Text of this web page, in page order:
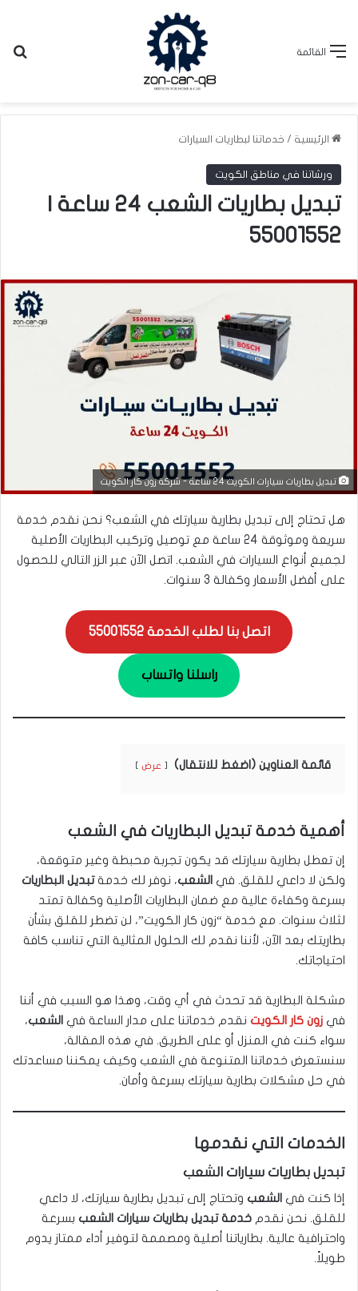
القائمة
الرئيسية / خدماتنا لبطاريات السيارات
ورشاتنا في مناطق الكويت
تبديل بطاريات الشعب 24 ساعة |
55001552
تبديل بطاريات سيارات الكويت 24 ساعة - شركة زون كار الكويت
هل تحتاج إلى تبديل بطارية سيارتك في الشعب؟ نحن نقدم خدمة
سريعة وموثوقة 24 ساعة مع توصيل وتركيب البطاريات الأصلية
لجميع أنواع السيارات في الشعب. اتصل الآن عبر الزر التالي للحصول
على أفضل الأسعار وكفالة 3 سنوات.
اتصل بنا لطلب الخدمة 55001552
راسلنا واتساب
قائمة العناوين (اضغط للانتقال) عرض
أهمية خدمة تبديل البطاريات في الشعب
إن تعطل بطارية سيارتك قد يكون تجربة محبطة وغير متوقعة،
ولكن لا داعي للقلق. في الشعب، نوفر لك خدمةتبديل البطاريات
بسرعة وكفاءة عالية مع ضمان البطاريات الأصلية وكفالة تمتد
لثلاث سنوات. مع خدمة “زون كار الكويت”، لن تضطر للقلق بشأن
بطاريتك بعد الآن، لأننا نقدم لك الحلول المثالية التي تناسب كافة
احتياجاتك.
مشكلة البطارية قد تحدث في أي وقت، وهذا هو السبب في أننا
في زون كار الكويت نقدم خدماتنا على مدار الساعة في الشعب،
سواء كنت في المنزل أو على الطريق. في هذه المقالة،
سنستعرض خدماتنا المتنوعة في الشعب وكيف يمكننا مساعدتك
في حل مشكلات بطارية سيارتك بسرعة وأمان.
الخدمات التي نقدمها
تبديل بطاريات سيارات الشعب
إذا كنت في الشعب وتحتاج إلى تبديل بطارية سيارتك، لا داعي
للقلق. نحن نقدم خدمة تبديل بطاريات سيارات الشعب بسرعة
واحترافية عالية. بطارياتنا أصلية ومصممة لتوفير أداء ممتاز يدوم
طويلاً.